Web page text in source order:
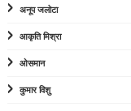
अनूप जलोटा
आकृति मिश्रा
ओसमान
कुमार विशु